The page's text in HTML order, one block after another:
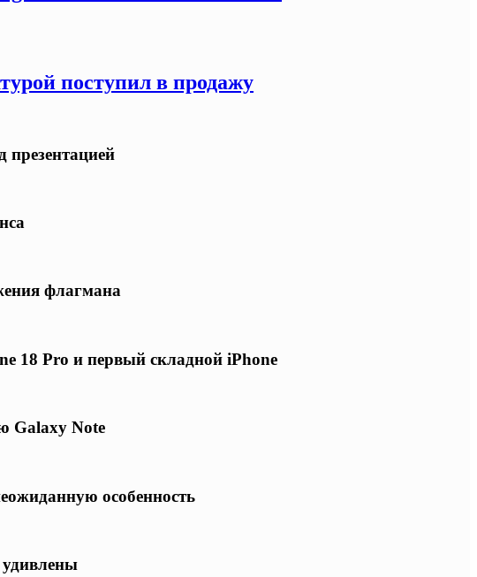
поступил в продажу
презентацией
флагмана
18 Pro и первый складной iPhone
Galaxy Note
особенность